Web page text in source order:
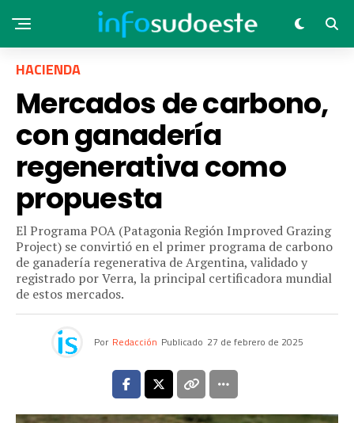
HACIENDA
Mercados de carbono,
con ganadería
regenerativa como
propuesta
El Programa POA (Patagonia Región Improved Grazing
Project) se convirtió en el primer programa de carbono
de ganadería regenerativa de Argentina, validado y
registrado por Verra, la principal certificadora mundial
de estos mercados.
Por Redacción Publicado 27 de febrero de 2025